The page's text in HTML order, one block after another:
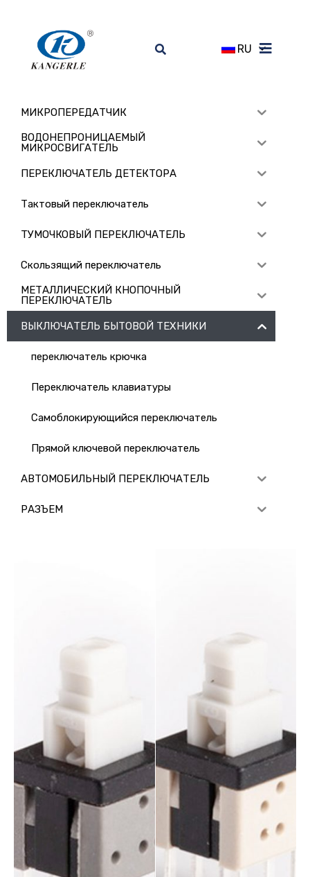
RU
МИКРОПЕРЕДАТЧИК
ВОДОНЕПРОНИЦАЕМЫЙ
МИКРОСВИГАТЕЛЬ
ПЕРЕКЛЮЧАТЕЛЬ ДЕТЕКТОРА
Тактовый переключатель
ТУМОЧКОВЫЙ ПЕРЕКЛЮЧАТЕЛЬ
Скользящий переключатель
МЕТАЛЛИЧЕСКИЙ КНОПОЧНЫЙ
ПЕРЕКЛЮЧАТЕЛЬ
ВЫКЛЮЧАТЕЛЬ БЫТОВОЙ ТЕХНИКИ
переключатель крючка
Переключатель клавиатуры
Самоблокирующийся переключатель
Прямой ключевой переключатель
АВТОМОБИЛЬНЫЙ ПЕРЕКЛЮЧАТЕЛЬ
РАЗЪЕМ